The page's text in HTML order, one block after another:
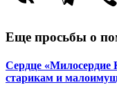
Еще просьбы о
Сердце «Милосердие
старикам и